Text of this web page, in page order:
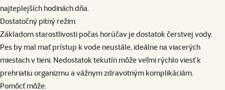
najteplejších hodinách dňa.
Dostatočný pitný režim
Základom starostlivosti počas horúčav je dostatok čerstvej vody.
Pes by mal mať prístup k vode neustále, ideálne na viacerých
miestach v tieni. Nedostatok tekutín môže veľmi rýchlo viesť k
prehriatiu organizmu a vážnym zdravotným komplikáciám.
Pomôcť môže: